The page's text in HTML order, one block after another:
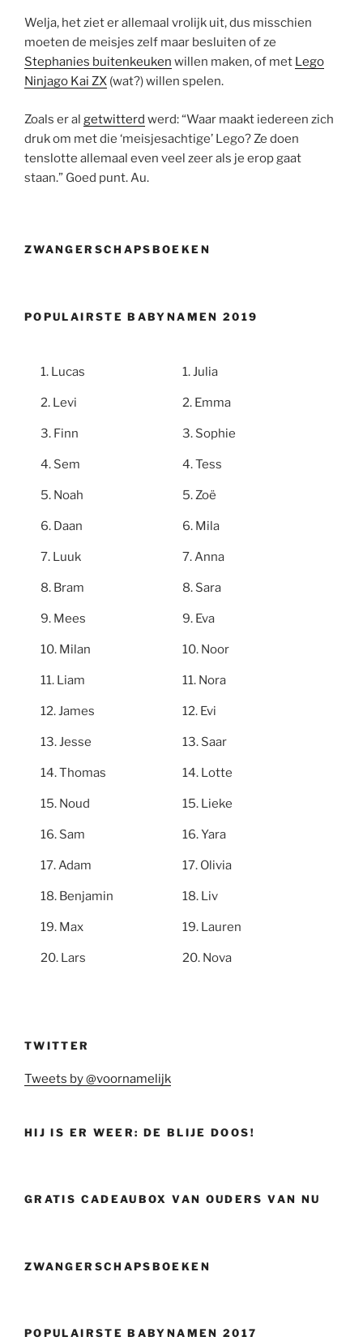
Welja, het ziet er allemaal vrolijk uit, dus misschien
moeten de meisjes zelf maar besluiten of ze
Stephanies buitenkeuken willen maken, of met Lego
Ninjago Kai ZX (wat?) willen spelen.
Zoals er al getwitterd werd: “Waar maakt iedereen zich
druk om met die ‘meisjesachtige’ Lego? Ze doen
tenslotte allemaal even veel zeer als je erop gaat
staan.” Goed punt. Au.
ZWANGERSCHAPSBOEKEN
POPULAIRSTE BABYNAMEN 2019
Lucas
Levi
Finn
Sem
Noah
Daan
Luuk
Bram
Mees
Milan
Liam
James
Jesse
Thomas
Noud
Sam
Adam
Benjamin
Max
Lars
Julia
Emma
Sophie
Tess
Zoë
Mila
Anna
Sara
Eva
Noor
Nora
Evi
Saar
Lotte
Lieke
Yara
Olivia
Liv
Lauren
Nova
TWITTER
Tweets by @voornamelijk
HIJ IS ER WEER: DE BLIJE DOOS!
GRATIS CADEAUBOX VAN OUDERS VAN NU
ZWANGERSCHAPSBOEKEN
POPULAIRSTE BABYNAMEN 2017